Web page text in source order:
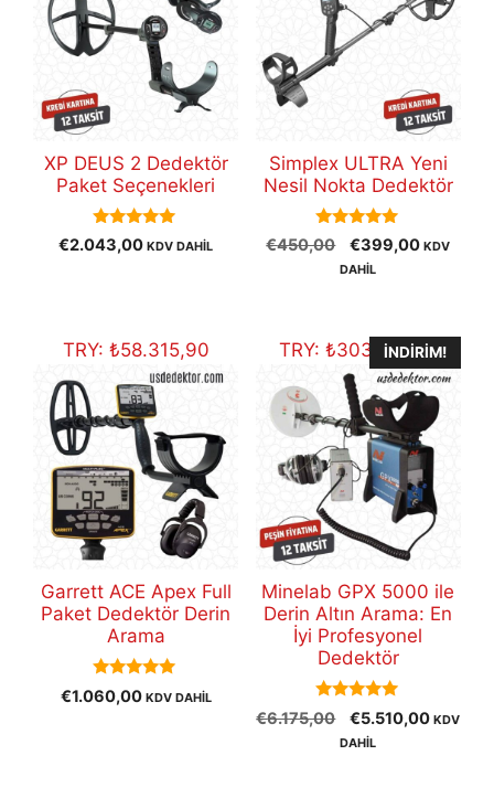
XP DEUS 2 Dedektör
Paket Seçenekleri
5.00
out of 5
€2.043,00 KDV DAHİL
Simplex ULTRA Yeni
Nesil Nokta Dedektör
5.00
out of 5
€450,00
Orijinal
fiyat:
€399,00Şu
KDV
DAHİL
TRY: ₺58.315,90
Garrett ACE Apex Full
Paket Dedektör Derin
Arama
5.00
out of 5
€1.060,00 KDV DAHİL
TRY: ₺303.132,65
İNDIRIM!
Minelab GPX 5000 ile
Derin Altın Arama: En
İyi Profesyonel
Dedektör
5.00
out of 5
€6.175,00
Orijinal
fiyat:
€5.510,00Şu
KDV
DAHİL